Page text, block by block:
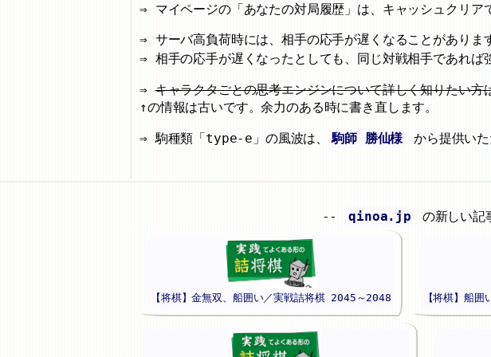
マイページの「あなたの対局履歴」は、キャッシュクリア
サーバ高負荷時には、相手の応手が遅くなることがありま
相手の応手が遅くなったとしても、同じ対戦相手であれば
キャラクタごとの思考エンジンについて詳しく知りたい方
↑の情報は古いです。余力のある時に書き直します。
駒種類「type-e」の風波は、 駒師 勝仙様 から提供い